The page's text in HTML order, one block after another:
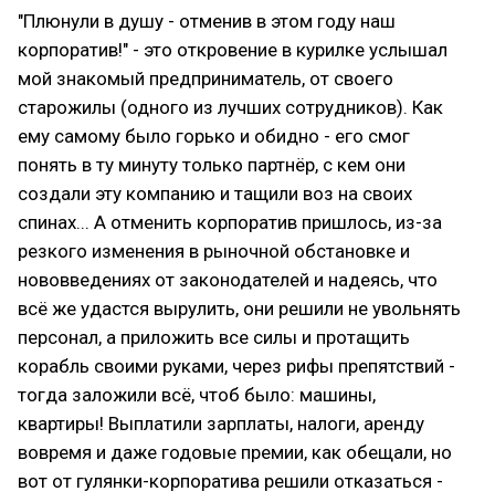
"Плюнули в душу - отменив в этом году наш
корпоратив!" - это откровение в курилке услышал
мой знакомый предприниматель, от своего
старожилы (одного из лучших сотрудников). Как
ему самому было горько и обидно - его смог
понять в ту минуту только партнёр, с кем они
создали эту компанию и тащили воз на своих
спинах... А отменить корпоратив пришлось, из-за
резкого изменения в рыночной обстановке и
нововведениях от законодателей и надеясь, что
всё же удастся вырулить, они решили не увольнять
персонал, а приложить все силы и протащить
корабль своими руками, через рифы препятствий -
тогда заложили всё, чтоб было: машины,
квартиры! Выплатили зарплаты, налоги, аренду
вовремя и даже годовые премии, как обещали, но
вот от гулянки-корпоратива решили отказаться -